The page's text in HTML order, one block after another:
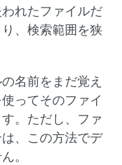
れたファイルだ
、検索範囲を狭
名前をまだ覚え
ってそのファイ
。ただし、ファ
、この方法でデ
。